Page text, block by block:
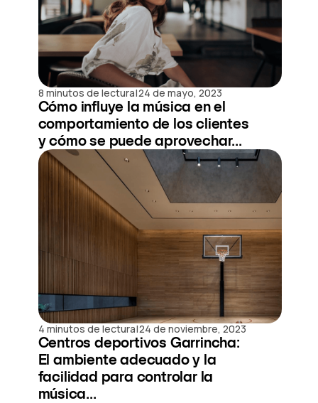
8 minutos de lectura|24 de mayo, 2023
Cómo influye la música en el
comportamiento de los clientes
y cómo se puede aprovechar...
4 minutos de lectura|24 de noviembre, 2023
Centros deportivos Garrincha:
El ambiente adecuado y la
facilidad para controlar la
música...